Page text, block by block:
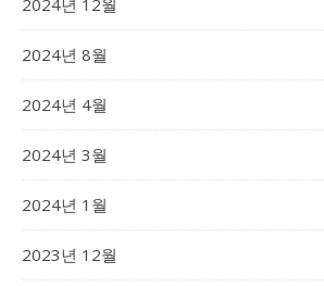
2024년 8월
2024년 4월
2024년 3월
2024년 1월
2023년 12월